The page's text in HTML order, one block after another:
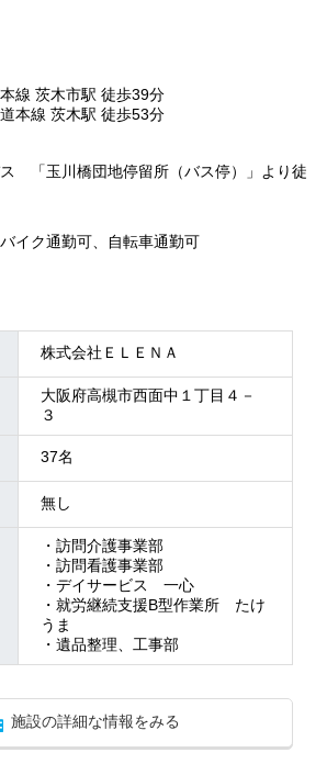
線 茨木市駅 徒歩39分
本線 茨木駅 徒歩53分
「玉川橋団地停留所（バス停）」より徒
イク通勤可、自転車通勤可
株式会社ＥＬＥＮＡ
大阪府高槻市西面中１丁目４－
３
37名
無し
・訪問介護事業部
・訪問看護事業部
・デイサービス 一心
・就労継続支援B型作業所 たけ
うま
・遺品整理、工事部
施設の詳細な情報をみる